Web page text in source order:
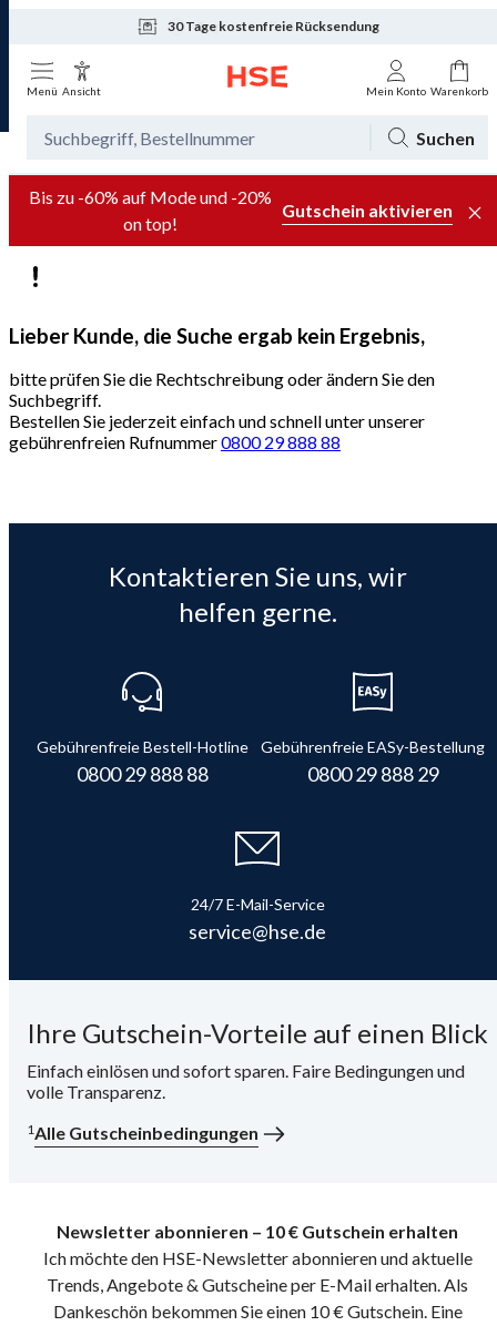
30 Tage kostenfreie Rücksendung
Tagesaktuelle Angebote
Menü Ansicht Mein Konto Warenkorb
Suchen
Bis zu -60% auf Mode und -20%
on top!
Gutschein aktivieren
Lieber Kunde, die Suche ergab kein Ergebnis,
bitte prüfen Sie die Rechtschreibung oder ändern Sie den
Suchbegriff.
Bestellen Sie jederzeit einfach und schnell unter unserer
gebührenfreien Rufnummer0800 29 888 88
Kontaktieren Sie uns, wir
helfen gerne.
Gebührenfreie Bestell-Hotline
0800 29 888 88
Gebührenfreie EASy-Bestellung
0800 29 888 29
24/7 E-Mail-Service
service@hse.de
Ihre Gutschein-Vorteile auf einen Blick
Einfach einlösen und sofort sparen. Faire Bedingungen und
volle Transparenz.
1Alle Gutscheinbedingungen
Newsletter abonnieren – 10 € Gutschein erhalten
Ich möchte den HSE-Newsletter abonnieren und aktuelle
Trends, Angebote & Gutscheine per E-Mail erhalten. Als
Dankeschön bekommen Sie einen 10 € Gutschein. Eine